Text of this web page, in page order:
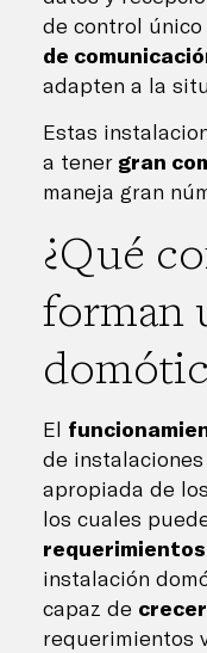
de control
de
adapten a la
Estas
a tener gran
maneja gran
¿Qué
forman
El
de
apropiada de
los cuales
requerimientos
instalación
capaz de
requerimientos